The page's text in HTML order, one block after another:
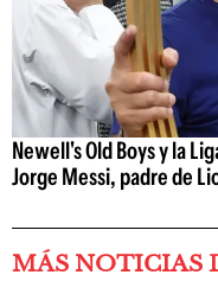
Newell's Old Boys y la
Jorge Messi, padre de
MÁS NOTICIAS